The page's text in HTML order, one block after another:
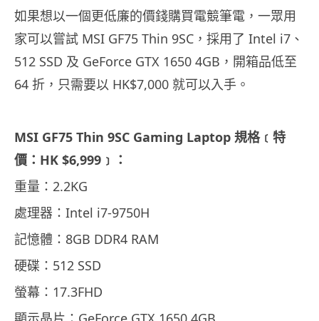
如果想以一個更低廉的價錢購買電競筆電，一眾用
家可以嘗試 MSI GF75 Thin 9SC，採用了 Intel i7、
512 SSD 及 GeForce GTX 1650 4GB，開箱品低至
64 折，只需要以 HK$7,000 就可以入手。
MSI GF75 Thin 9SC Gaming Laptop 規格﹝特
價：HK $6,999﹞：
重量：2.2KG
處理器：Intel i7-9750H
記憶體：8GB DDR4 RAM
硬碟：512 SSD
螢幕：17.3FHD